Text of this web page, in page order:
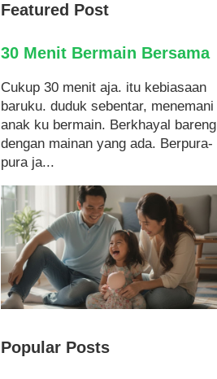
Featured Post
30 Menit Bermain Bersama
Cukup 30 menit aja. itu kebiasaan
baruku. duduk sebentar, menemani
anak ku bermain. Berkhayal bareng
dengan mainan yang ada. Berpura-
pura ja...
Popular Posts